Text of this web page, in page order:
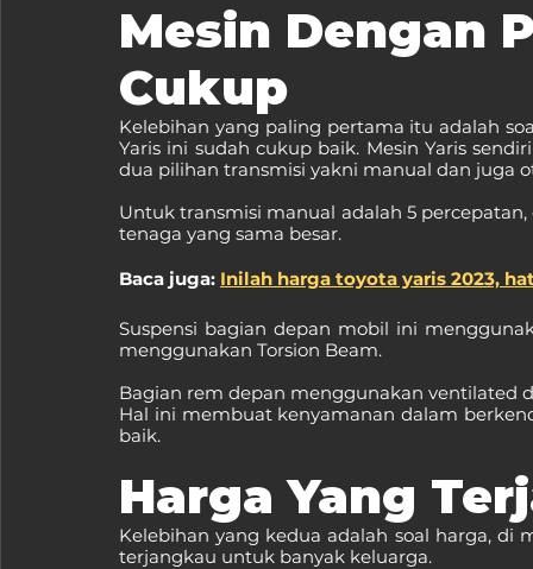
Mesin Dengan
Cukup
Kelebihan yang paling pertama itu adalah
Yaris ini sudah cukup baik. Mesin Yaris
dua pilihan transmisi yakni manual dan juga
Untuk transmisi manual adalah 5
tenaga yang sama besar.
Baca juga: Inilah harga toyota yaris 2023,
Suspensi bagian depan mobil ini
menggunakan Torsion Beam.
Bagian rem depan menggunakan ventilated
Hal ini membuat kenyamanan dalam
baik.
Harga Yang
Kelebihan yang kedua adalah soal harga, di
terjangkau untuk banyak keluarga.